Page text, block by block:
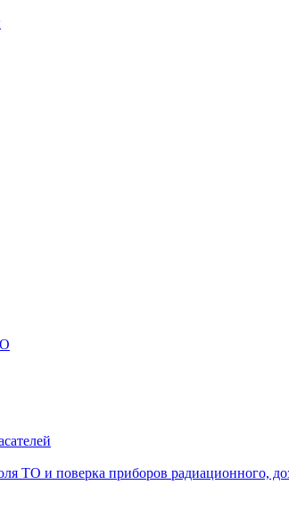
ТО и поверка приборов радиационного,